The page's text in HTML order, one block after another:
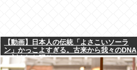
【動画】日本人の伝統「よさこいソーラ
ン」かっこよすぎる。古来から我々のDNA
に刻まれた踊り